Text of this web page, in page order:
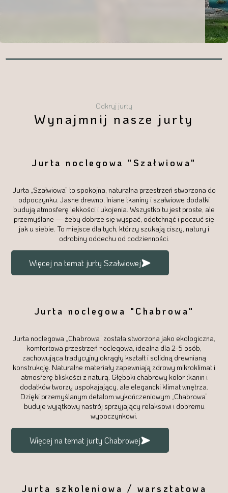
Odkryj jurty
Wynajmnij nasze jurty
Jurta noclegowa "Szałwiowa"
Jurta „Szałwiowa” to spokojna, naturalna przestrzeń stworzona do
odpoczynku. Jasne drewno, lniane tkaniny i szałwiowe dodatki
budują atmosferę lekkości i ukojenia. Wszystko tu jest proste, ale
przemyślane — żeby dobrze się wyspać, odetchnąć i poczuć się
jak u siebie. To miejsce dla tych, którzy szukają ciszy, natury i
odrobiny oddechu od codzienności.
Więcej na temat jurty Szałwiowej
Jurta noclegowa "Chabrowa"
Jurta noclegowa „Chabrowa” została stworzona jako ekologiczna,
komfortowa przestrzeń noclegowa, idealna dla 2-5 osób,
zachowująca tradycyjny okrągły kształt i solidną drewnianą
konstrukcję. Naturalne materiały zapewniają zdrowy mikroklimat i
atmosferę bliskości z naturą. Głęboki chabrowy kolor tkanin i
dodatków tworzy uspokajający, ale elegancki klimat wnętrza.
Dzięki przemyślanym detalom wykończeniowym „Chabrowa”
buduje wyjątkowy nastrój sprzyjający relaksowi i dobremu
wypoczynkowi.
Więcej na temat jurty Chabrowej
Jurta szkoleniowa / warsztatowa